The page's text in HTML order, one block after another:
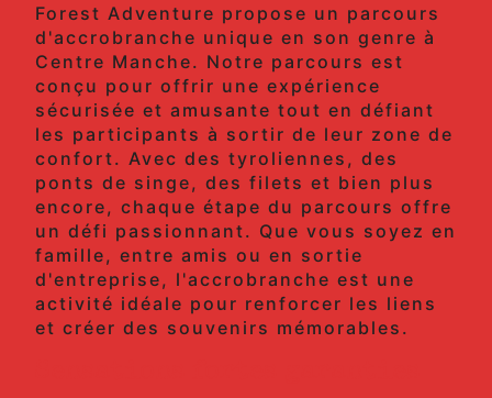
Forest Adventure propose un parcours
d'accrobranche unique en son genre à
Centre Manche. Notre parcours est
conçu pour offrir une expérience
sécurisée et amusante tout en défiant
les participants à sortir de leur zone de
confort. Avec des tyroliennes, des
ponts de singe, des filets et bien plus
encore, chaque étape du parcours offre
un défi passionnant. Que vous soyez en
famille, entre amis ou en sortie
d'entreprise, l'accrobranche est une
activité idéale pour renforcer les liens
et créer des souvenirs mémorables.